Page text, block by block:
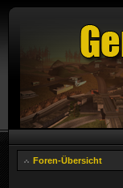
Foren-Übersicht